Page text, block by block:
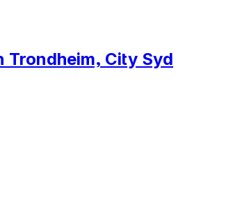
Trondheim, City Syd